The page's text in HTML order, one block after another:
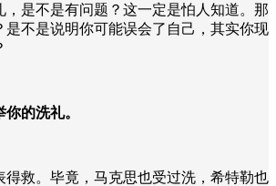
，是不是有问题？这一定是怕人知道。那
是不是说明你可能误会了自己，其实你现
的洗礼。
得救。毕竟，马克思也受过洗，希特勒也